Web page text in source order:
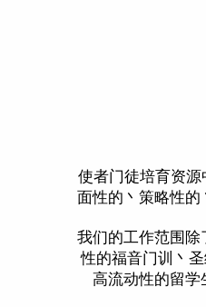
使者门徒培育资
面性的丶策略性的
我们的工作范围
性的福音门训丶
高流动性的留学